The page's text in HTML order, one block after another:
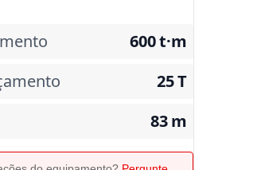
600t·m
25T
83m